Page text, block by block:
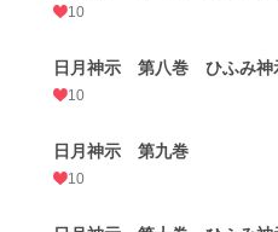
10
日月神示 第八巻 ひふみ神
10
日月神示 第九巻
10